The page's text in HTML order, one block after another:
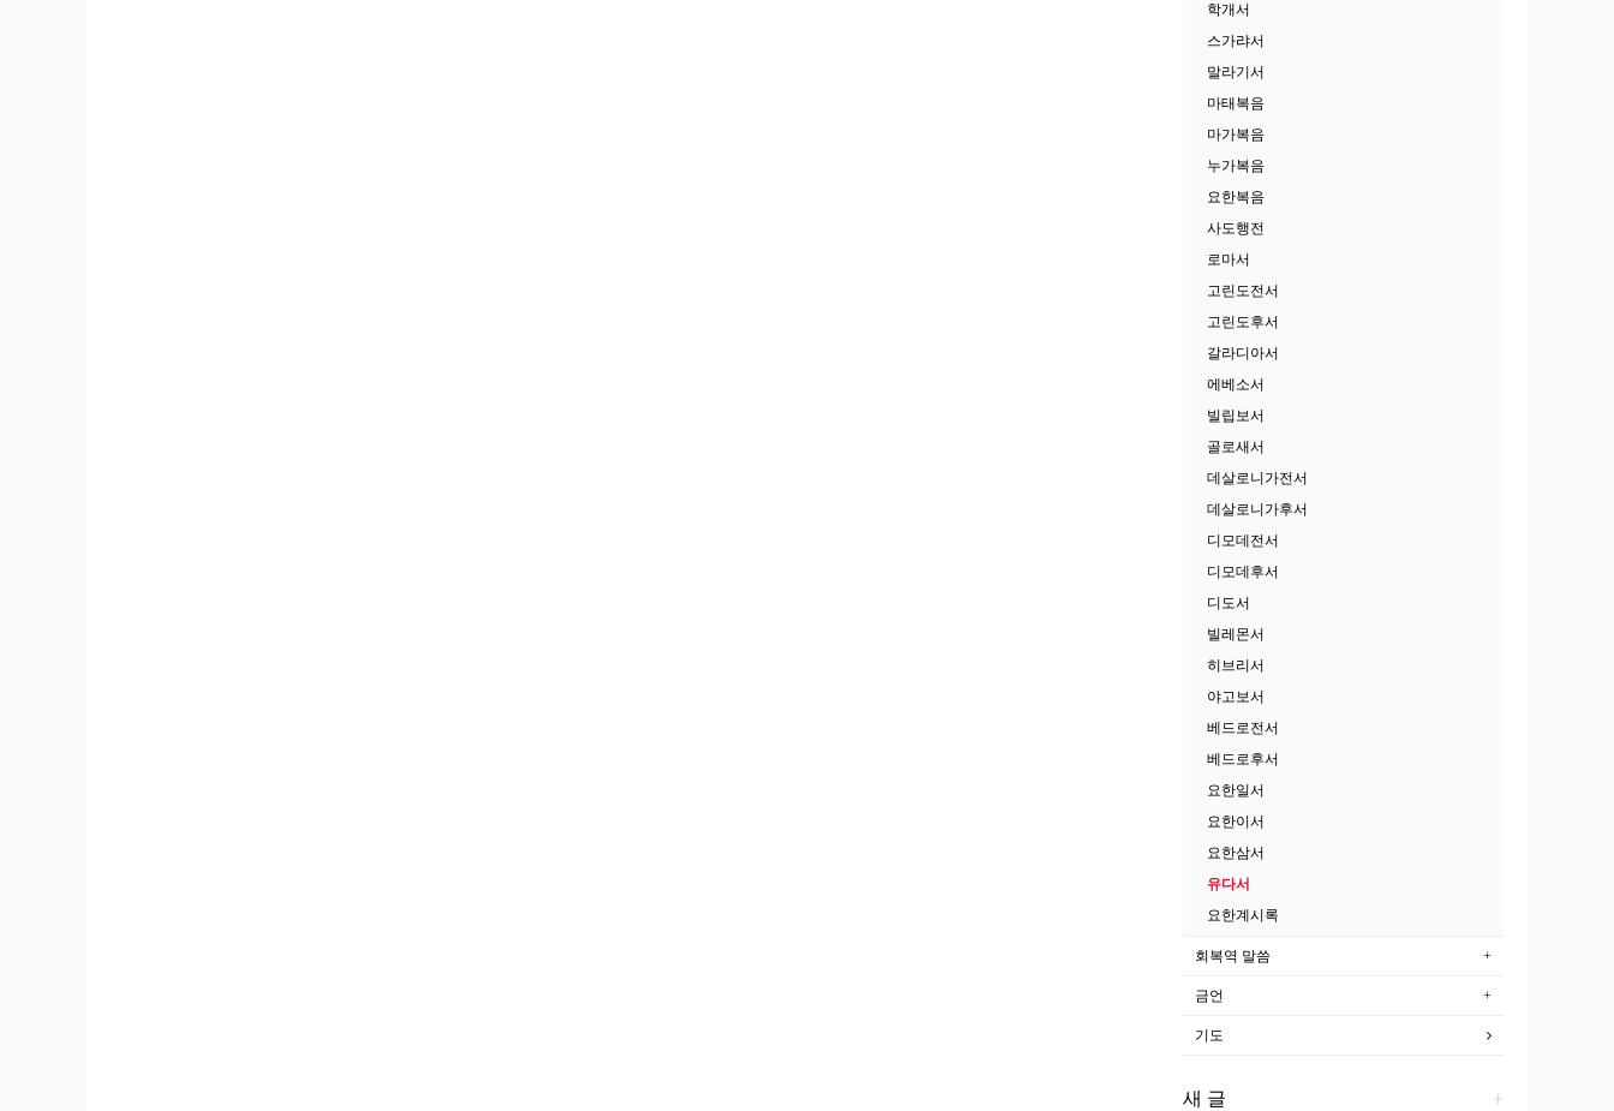
학개서
스가랴서
말라기서
마태복음
마가복음
누가복음
요한복음
사도행전
로마서
고린도전서
고린도후서
갈라디아서
에베소서
빌립보서
골로새서
데살로니가전서
데살로니가후서
디모데전서
디모데후서
디도서
빌레몬서
히브리서
야고보서
베드로전서
베드로후서
요한일서
요한이서
요한삼서
유다서
요한계시록
회복역 말씀
금언
기도
+
새 글